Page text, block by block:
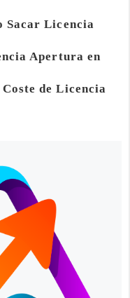
Sacar Licencia
Apertura en
de Licencia